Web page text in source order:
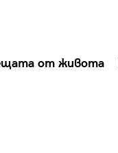
от живота